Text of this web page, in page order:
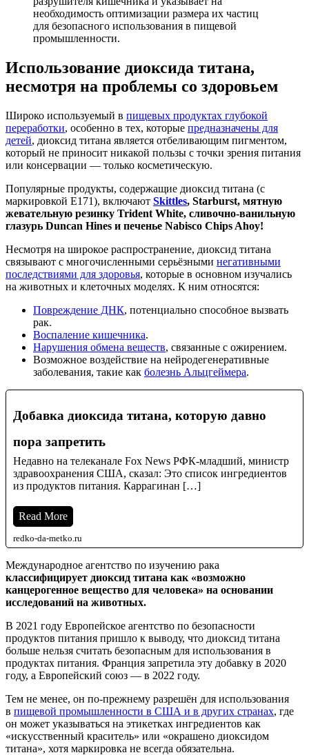
необходимость оптимизации размера их частиц
для безопасного использования в пищевой
промышленности.
Использование диоксида титана,
несмотря на проблемы со здоровьем
Широко используемый в пищевых продуктах глубокой
переработки, особенно в тех, которые предназначены для
детей, диоксид титана является отбеливающим пигментом,
который не приносит никакой пользы с точки зрения питания
или консервации — только косметическую.
Популярные продукты, содержащие диоксид титана (с
маркировкой E171), включают Skittles, Starburst, мятную
жевательную резинку Trident White, сливочно-ванильную
глазурь Duncan Hines и печенье Nabisco Chips Ahoy!
Несмотря на широкое распространение, диоксид титана
связывают с многочисленными серьёзными негативными
последствиями для здоровья, которые в основном изучались
на животных и клеточных моделях. К ним относятся:
Повреждение ДНК, потенциально способное вызвать
рак.
Воспаление кишечника.
Нарушения обмена веществ, связанные с ожирением.
Возможное воздействие на нейродегенеративные
заболевания, такие как болезнь Альцгеймера.
Добавка диоксида титана, которую давно
пора запретить
Недавно на телеканале Fox News РФК-младший, министр
здравоохранения США, сказал: Это список ингредиентов
из продуктов питания. Каррагинан […]
Read More
redko-da-metko.ru
Международное агентство по изучению рака
классифицирует диоксид титана как «возможно
канцерогенное вещество для человека» на основании
исследований на животных.
В 2021 году Европейское агентство по безопасности
продуктов питания пришло к выводу, что диоксид титана
больше нельзя считать безопасным для использования в
продуктах питания. Франция запретила эту добавку в 2020
году, а Европейский союз — в 2022 году.
Тем не менее, он по-прежнему разрешён для использования
в пищевой промышленности в США и в других странах, где
он может указываться на этикетках ингредиентов как
«искусственный краситель» или «окрашено диоксидом
титана», хотя маркировка не всегда обязательна.